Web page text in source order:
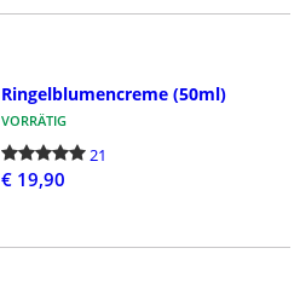
Ringelblumencreme (50ml)
VORRÄTIG
21
€ 19,90